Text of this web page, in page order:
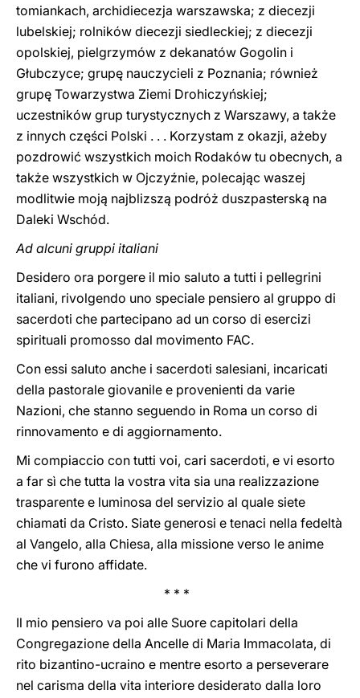
tomiankach, archidiecezja warszawska; z diecezji
lubelskiej; rolników diecezji siedleckiej; z diecezji
opolskiej, pielgrzymów z dekanatów Gogolin i
Głubczyce; grupę nauczycieli z Poznania; również
grupę Towarzystwa Ziemi Drohiczyńskiej;
uczestników grup turystycznych z Warszawy, a także
z innych części Polski . . . Korzystam z okazji, ażeby
pozdrowić wszystkich moich Rodaków tu obecnych, a
także wszystkich w Ojczyźnie, polecając waszej
modlitwie moją najblizszą podróż duszpasterską na
Daleki Wschód.
Ad alcuni gruppi italiani
Desidero ora porgere il mio saluto a tutti i pellegrini
italiani, rivolgendo uno speciale pensiero al gruppo di
sacerdoti che partecipano ad un corso di esercizi
spirituali promosso dal movimento FAC.
Con essi saluto anche i sacerdoti salesiani, incaricati
della pastorale giovanile e provenienti da varie
Nazioni, che stanno seguendo in Roma un corso di
rinnovamento e di aggiornamento.
Mi compiaccio con tutti voi, cari sacerdoti, e vi esorto
a far sì che tutta la vostra vita sia una realizzazione
trasparente e luminosa del servizio al quale siete
chiamati da Cristo. Siate generosi e tenaci nella fedeltà
al Vangelo, alla Chiesa, alla missione verso le anime
che vi furono affidate.
* * *
Il mio pensiero va poi alle Suore capitolari della
Congregazione della Ancelle di Maria Immacolata, di
rito bizantino-ucraino e mentre esorto a perseverare
nel carisma della vita interiore desiderato dalla loro